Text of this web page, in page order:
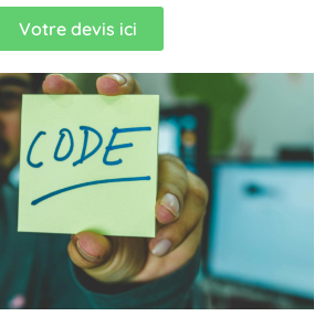
Votre devis ici